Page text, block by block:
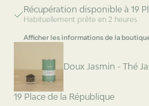
Récupération disponible à 19
Habituellement prête en 2 heures
Afficher les informations de la
Doux Jasmin - Thé
19 Place de la République